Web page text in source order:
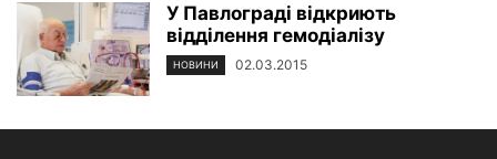
У Павлограді відкриють
відділення гемодіалізу
НОВИНИ 02.03.2015